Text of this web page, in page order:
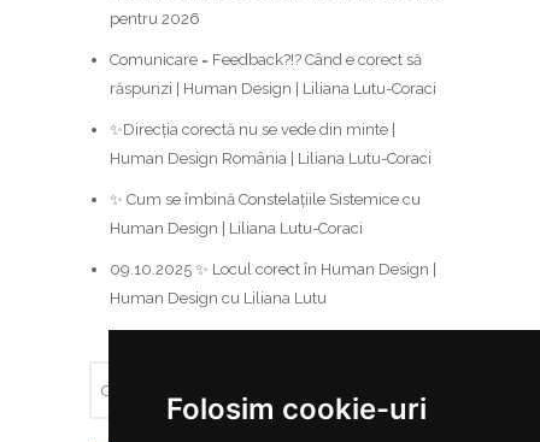
Folosim cookie-uri
pentru 2026
Comunicare = Feedback?!? Când e corect să
răspunzi | Human Design | Liliana Lutu-Coraci
✨Direcția corectă nu se vede din minte |
Human Design România | Liliana Lutu-Coraci
✨ Cum se îmbină Constelațiile Sistemice cu
Human Design | Liliana Lutu-Coraci
09.10.2025 ✨ Locul corect în Human Design |
Human Design cu Liliana Lutu